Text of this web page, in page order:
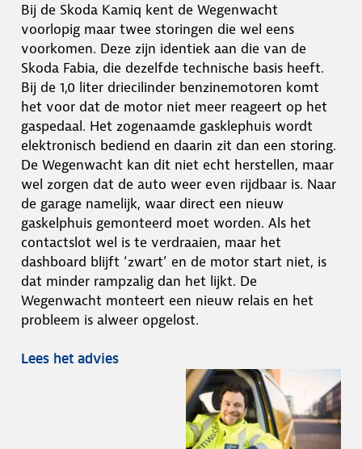
Bij de Skoda Kamiq kent de Wegenwacht
voorlopig maar twee storingen die wel eens
voorkomen. Deze zijn identiek aan die van de
Skoda Fabia, die dezelfde technische basis heeft.
Bij de 1,0 liter driecilinder benzinemotoren komt
het voor dat de motor niet meer reageert op het
gaspedaal. Het zogenaamde gasklephuis wordt
elektronisch bediend en daarin zit dan een storing.
De Wegenwacht kan dit niet echt herstellen, maar
wel zorgen dat de auto weer even rijdbaar is. Naar
de garage namelijk, waar direct een nieuw
gaskelphuis gemonteerd moet worden. Als het
contactslot wel is te verdraaien, maar het
dashboard blijft ‘zwart’ en de motor start niet, is
dat minder rampzalig dan het lijkt. De
Wegenwacht monteert een nieuw relais en het
probleem is alweer opgelost.
Lees het advies